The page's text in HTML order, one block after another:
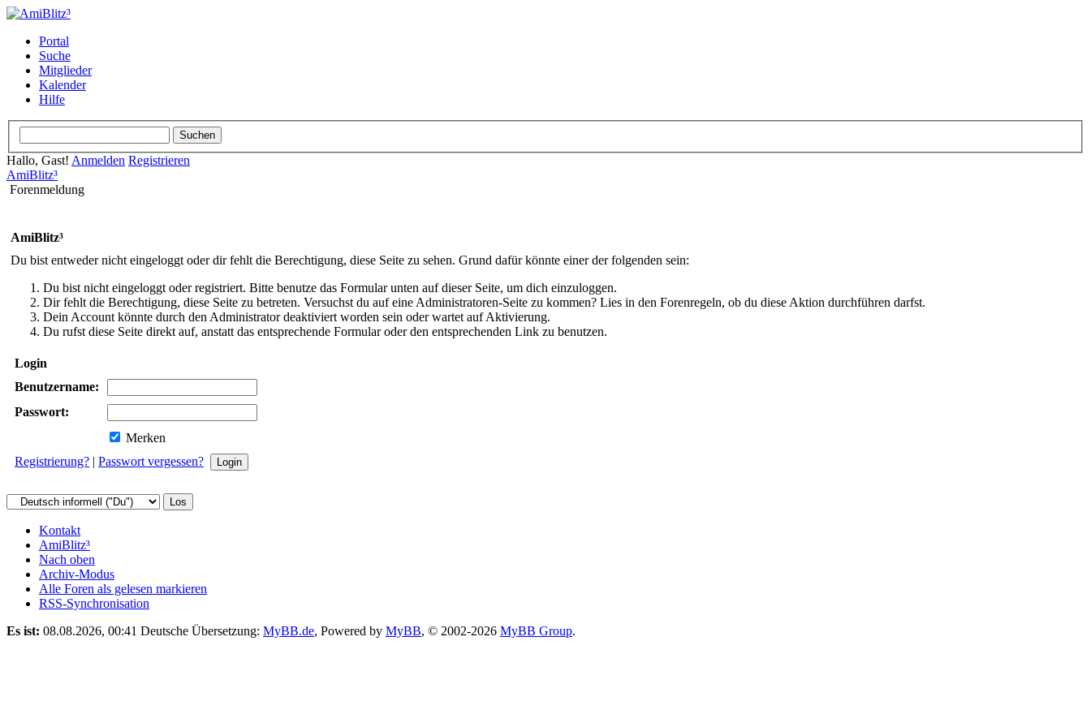
Portal
Suche
Mitglieder
Kalender
Hilfe
Hallo, Gast! Anmelden Registrieren
AmiBlitz³
Forenmeldung
AmiBlitz³
Du bist entweder nicht eingeloggt oder dir fehlt die Berechtigung, diese Seite zu sehen. Grund dafür könnte einer der folgenden sein:
Du bist nicht eingeloggt oder registriert. Bitte benutze das Formular unten auf dieser Seite, um dich einzuloggen.
Dir fehlt die Berechtigung, diese Seite zu betreten. Versuchst du auf eine Administratoren-Seite zu kommen? Lies in den Forenregeln, ob du diese Aktion durchführen darfst.
Dein Account könnte durch den Administrator deaktiviert worden sein oder wartet auf Aktivierung.
Du rufst diese Seite direkt auf, anstatt das entsprechende Formular oder den entsprechenden Link zu benutzen.
Login
Benutzername:
Passwort:
Merken
Registrierung? | Passwort vergessen?
Kontakt
AmiBlitz³
Nach oben
Archiv-Modus
Alle Foren als gelesen markieren
RSS-Synchronisation
Es ist: 08.08.2026, 00:41 Deutsche Übersetzung: MyBB.de, Powered by MyBB, © 2002-2026 MyBB Group.